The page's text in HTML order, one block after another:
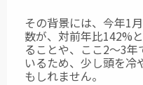
その背景には、今年1
数が、対前年比142%
ることや、ここ2～3
いるため、少し頭を冷
もしれません。